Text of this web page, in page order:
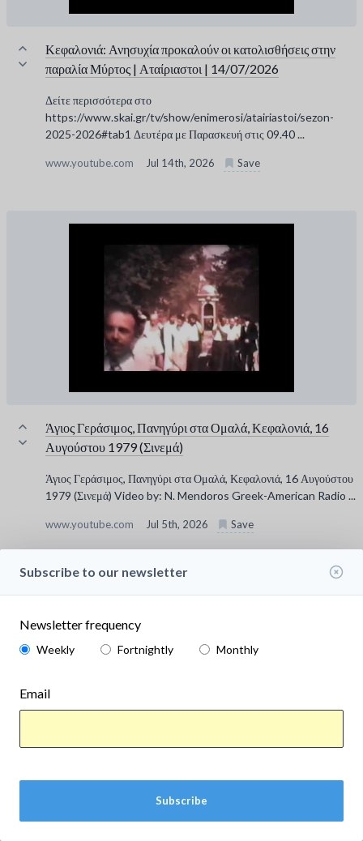
Subscribe to our newsletter
Newsletter frequency
Weekly Fortnightly Monthly
Email
Subscribe
Κεφαλονιά: Ανησυχία προκαλούν οι κατολισθήσεις στην
παραλία Μύρτος | Αταίριαστοι | 14/07/2026
Δείτε περισσότερα στο
https://www.skai.gr/tv/show/enimerosi/atairiastoi/sezon-
2025-2026#tab1 Δευτέρα με Παρασκευή στις 09.40 ...
www.youtube.com Jul 14th, 2026 Save
Άγιος Γεράσιμος, Πανηγύρι στα Ομαλά, Κεφαλονιά, 16
Αυγούστου 1979 (Σινεμά)
Άγιος Γεράσιμος, Πανηγύρι στα Ομαλά, Κεφαλονιά, 16 Αυγούστου
1979 (Σινεμά) Video by: N. Mendoros Greek-American Radio ...
www.youtube.com Jul 5th, 2026 Save
Private transfer from Kefalonia International Airport to